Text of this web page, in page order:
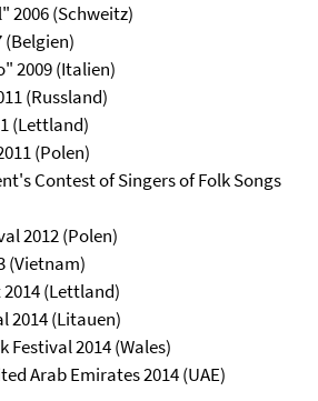
2006 (Schweitz)
(Belgien)
2009 (Italien)
(Russland)
(Lettland)
(Polen)
Contest of Singers of Folk Songs
2012 (Polen)
(Vietnam)
(Lettland)
2014 (Litauen)
Festival 2014 (Wales)
Arab Emirates 2014 (UAE)